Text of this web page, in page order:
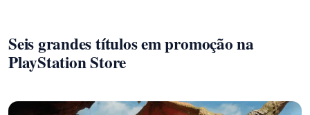
Seis grandes títulos em promoção na
PlayStation Store